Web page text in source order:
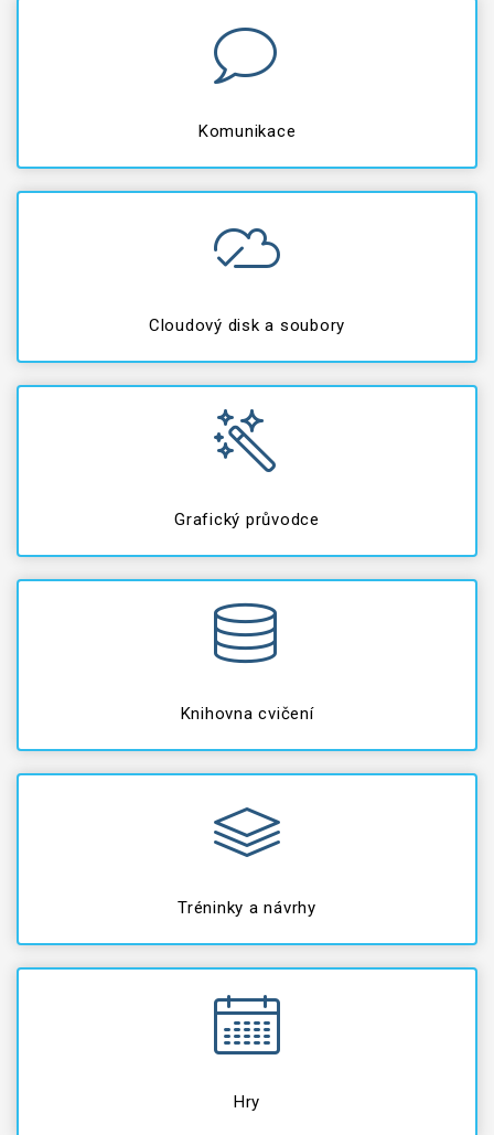
Komunikace
Cloudový disk a soubory
Grafický průvodce
Knihovna cvičení
Tréninky a návrhy
Hry